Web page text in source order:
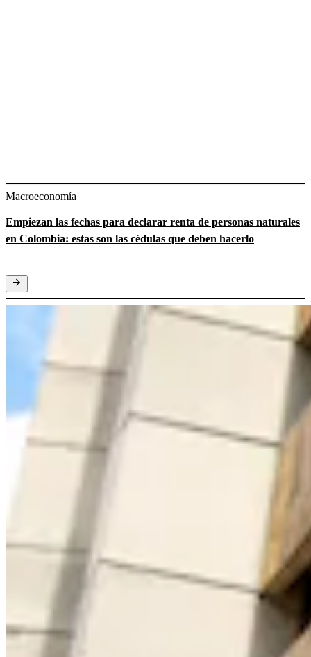
Macroeconomía
Empiezan las fechas para declarar renta de personas naturales
en Colombia: estas son las cédulas que deben hacerlo